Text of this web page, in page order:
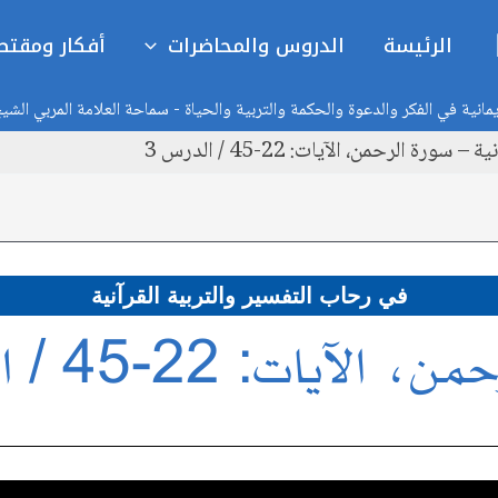
الرئيسة الدروس والمحاضرات أفكار
في الفكر والدعوة والحكمة والتربية والحياة - سماحة العلامة المربي
الرحمن، الآيات: 22-45 / الدرس 3
في رحاب التفسير والتربية القرآنية
22-45 / الدرس 3